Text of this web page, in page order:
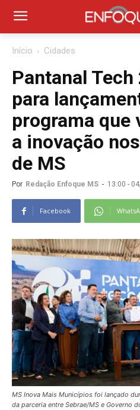
Início Cidades
Pantanal
para
programa que
a inovação
de MS
Por Redação Enfoque MS - 13:00 -
Facebook
MS Inova Mais Municípios foi lançado
da parceria entre Sebrae/MS e Governo